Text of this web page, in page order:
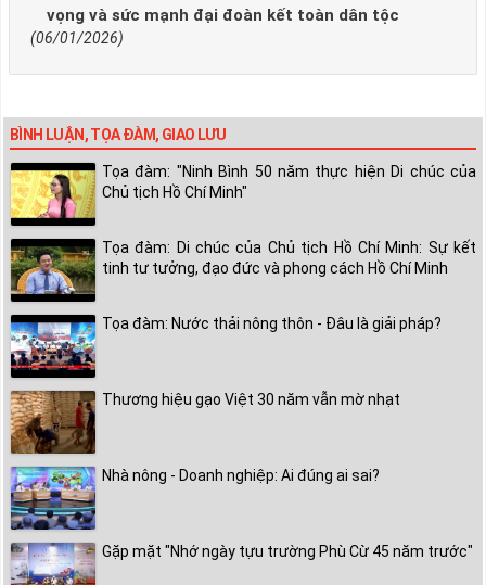
vọng và sức mạnh đại đoàn kết toàn dân tộc
(06/01/2026)
BÌNH LUẬN, TỌA ĐÀM, GIAO LƯU
Tọa đàm: "Ninh Bình 50 năm thực hiện Di chúc của
Chủ tịch Hồ Chí Minh"
Tọa đàm: Di chúc của Chủ tịch Hồ Chí Minh: Sự kết
tinh tư tưởng, đạo đức và phong cách Hồ Chí Minh
Tọa đàm: Nước thải nông thôn - Đâu là giải pháp?
Thương hiệu gạo Việt 30 năm vẫn mờ nhạt
Nhà nông - Doanh nghiệp: Ai đúng ai sai?
Gặp mặt "Nhớ ngày tựu trường Phù Cừ 45 năm trước"